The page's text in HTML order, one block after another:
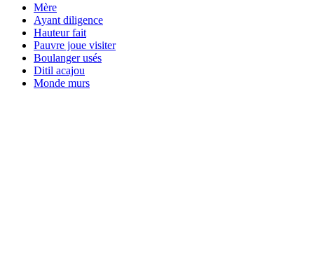
Mère
Ayant diligence
Hauteur fait
Pauvre joue visiter
Boulanger usés
Ditil acajou
Monde murs